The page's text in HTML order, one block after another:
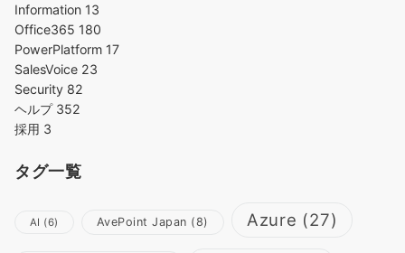
Information 13
Office365 180
PowerPlatform 17
SalesVoice 23
Security 82
ヘルプ 352
採用 3
タグ一覧
AI (6) AvePoint Japan (8) Azure (27)